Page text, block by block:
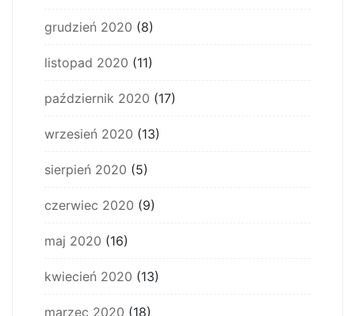
grudzień 2020 (8)
listopad 2020 (11)
październik 2020 (17)
wrzesień 2020 (13)
sierpień 2020 (5)
czerwiec 2020 (9)
maj 2020 (16)
kwiecień 2020 (13)
marzec 2020 (18)